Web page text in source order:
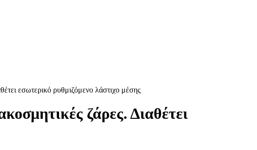
εσωτερικό ρυθμιζόμενο λάστιχο μέσης
ζάρες. Διαθέτει